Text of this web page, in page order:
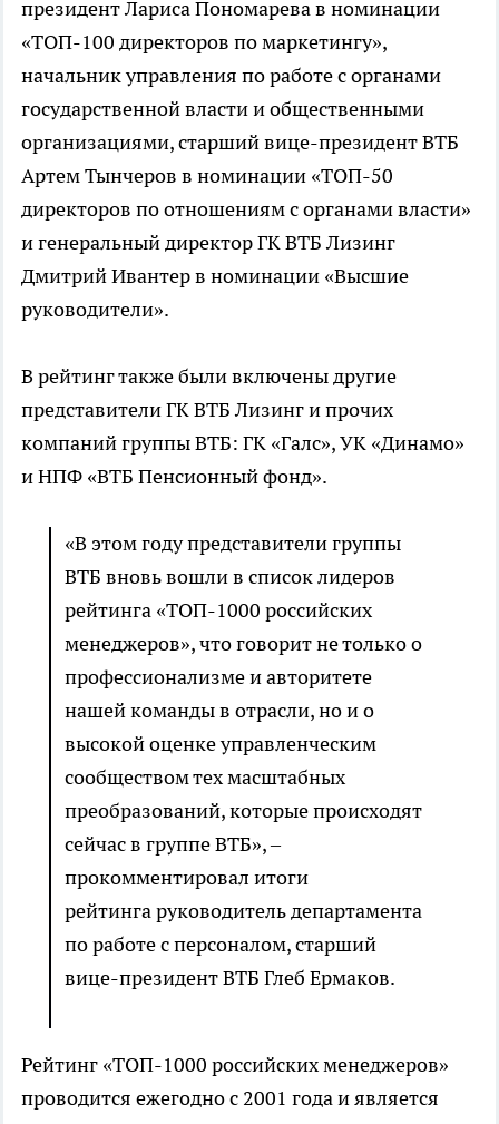
президент Лариса Пономарева в номинации
«ТОП-100 директоров по маркетингу»,
начальник управления по работе с органами
государственной власти и общественными
организациями, старший вице-президент ВТБ
Артем Тынчеров в номинации «ТОП-50
директоров по отношениям с органами власти»
и генеральный директор ГК ВТБ Лизинг
Дмитрий Ивантер в номинации «Высшие
руководители».
В рейтинг также были включены другие
представители ГК ВТБ Лизинг и прочих
компаний группы ВТБ: ГК «Галс», УК «Динамо»
и НПФ «ВТБ Пенсионный фонд».
«В этом году представители группы
ВТБ вновь вошли в список лидеров
рейтинга «ТОП-1000 российских
менеджеров», что говорит не только о
профессионализме и авторитете
нашей команды в отрасли, но и о
высокой оценке управленческим
сообществом тех масштабных
преобразований, которые происходят
сейчас в группе ВТБ», –
прокомментировал итоги
рейтинга руководитель департамента
по работе с персоналом, старший
вице-президент ВТБ Глеб Ермаков.
Рейтинг «ТОП-1000 российских менеджеров»
проводится ежегодно с 2001 года и является